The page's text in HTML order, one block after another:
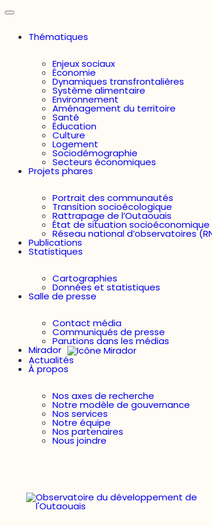
Thématiques
Enjeux sociaux
Économie
Dynamiques transfrontalières
Système alimentaire
Environnement
Aménagement du territoire
Santé
Éducation
Culture
Logement
Sociodémographie
Secteurs économiques
Projets phares
Portrait des communautés
Transition socioécologique
Rattrapage de l’Outaouais
État de situation socioéconomique
Réseau national d’observatoires
Publications
Statistiques
Cartographies
Données et statistiques
Salle de presse
Contact média
Communiqués de presse
Parutions dans les médias
Mirador
Actualités
À propos
Nos axes de recherche
Notre modèle de gouvernance
Nos services
Notre équipe
Nos partenaires
Nous joindre